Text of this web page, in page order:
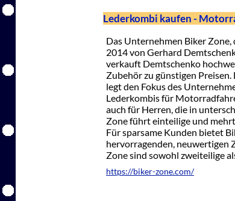
Lederkombi kaufen -
Das Unternehmen Biker
2014 von Gerhard
verkauft Demtschenko
Zubehör zu günstigen
legt den Fokus des
Lederkombis für
auch für Herren, die in
Zone führt einteilige und
Für sparsame Kunden bietet
hervorragenden, neuwertigen
Zone sind sowohl zweiteilige
https://biker-zone.com/